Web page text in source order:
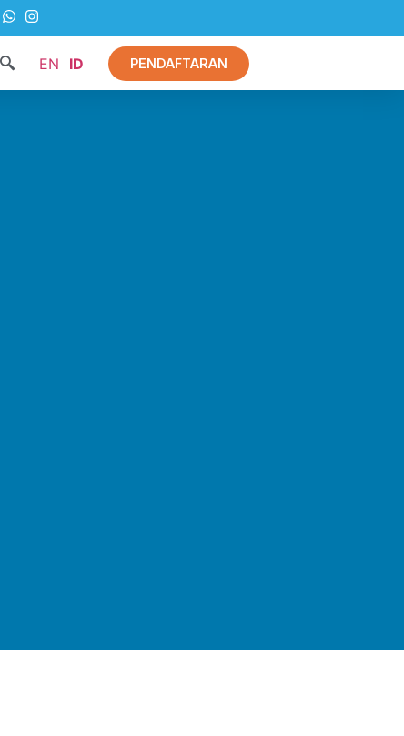
EN ID PENDAFTARAN